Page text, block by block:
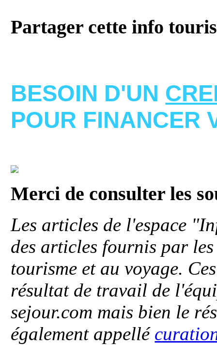
Partager cette info
BESOIN D'UN
POUR FINANCER
Merci de consulter les
Les articles de l'espace
des articles fournis par
tourisme et au voyage.
résultat de travail de
sejour.com mais bien le
également appellé